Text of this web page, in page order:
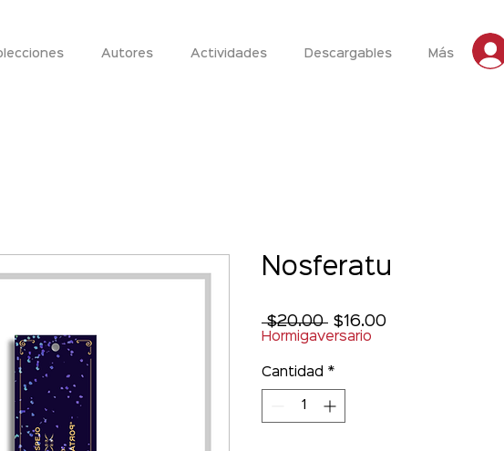
Autores Actividades Descargables Más
Nosferatu
$20.00 Precio
$16.00Precio
Hormigaversario
Cantidad *